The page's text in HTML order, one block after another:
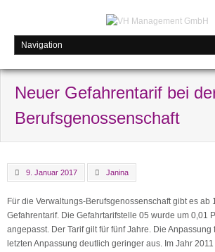
Neuer Gefahrentarif bei
Berufsgenossenschaft
9. Januar 2017 Janina
Für die Verwaltungs-Berufsgenossenschaft gibt es ab
Gefahrentarif. Die Gefahrtarifstelle 05 wurde um 0,01
angepasst. Der Tarif gilt für fünf Jahre. Die
letzten Anpassung deutlich geringer aus. Im Jahr